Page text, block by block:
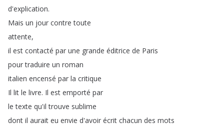
d'explication.
Mais un jour contre toute
attente,
il est contacté par une grande éditrice de Paris
pour traduire un roman
italien encensé par la critique
Il lit le livre. Il est emporté par
le texte qu'il trouve sublime
dont il aurait eu envie d'avoir écrit chacun des mots